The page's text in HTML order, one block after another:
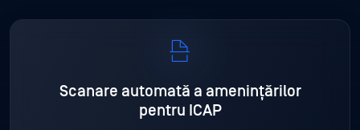
Scanare automată a amenințărilor
pentru ICAP